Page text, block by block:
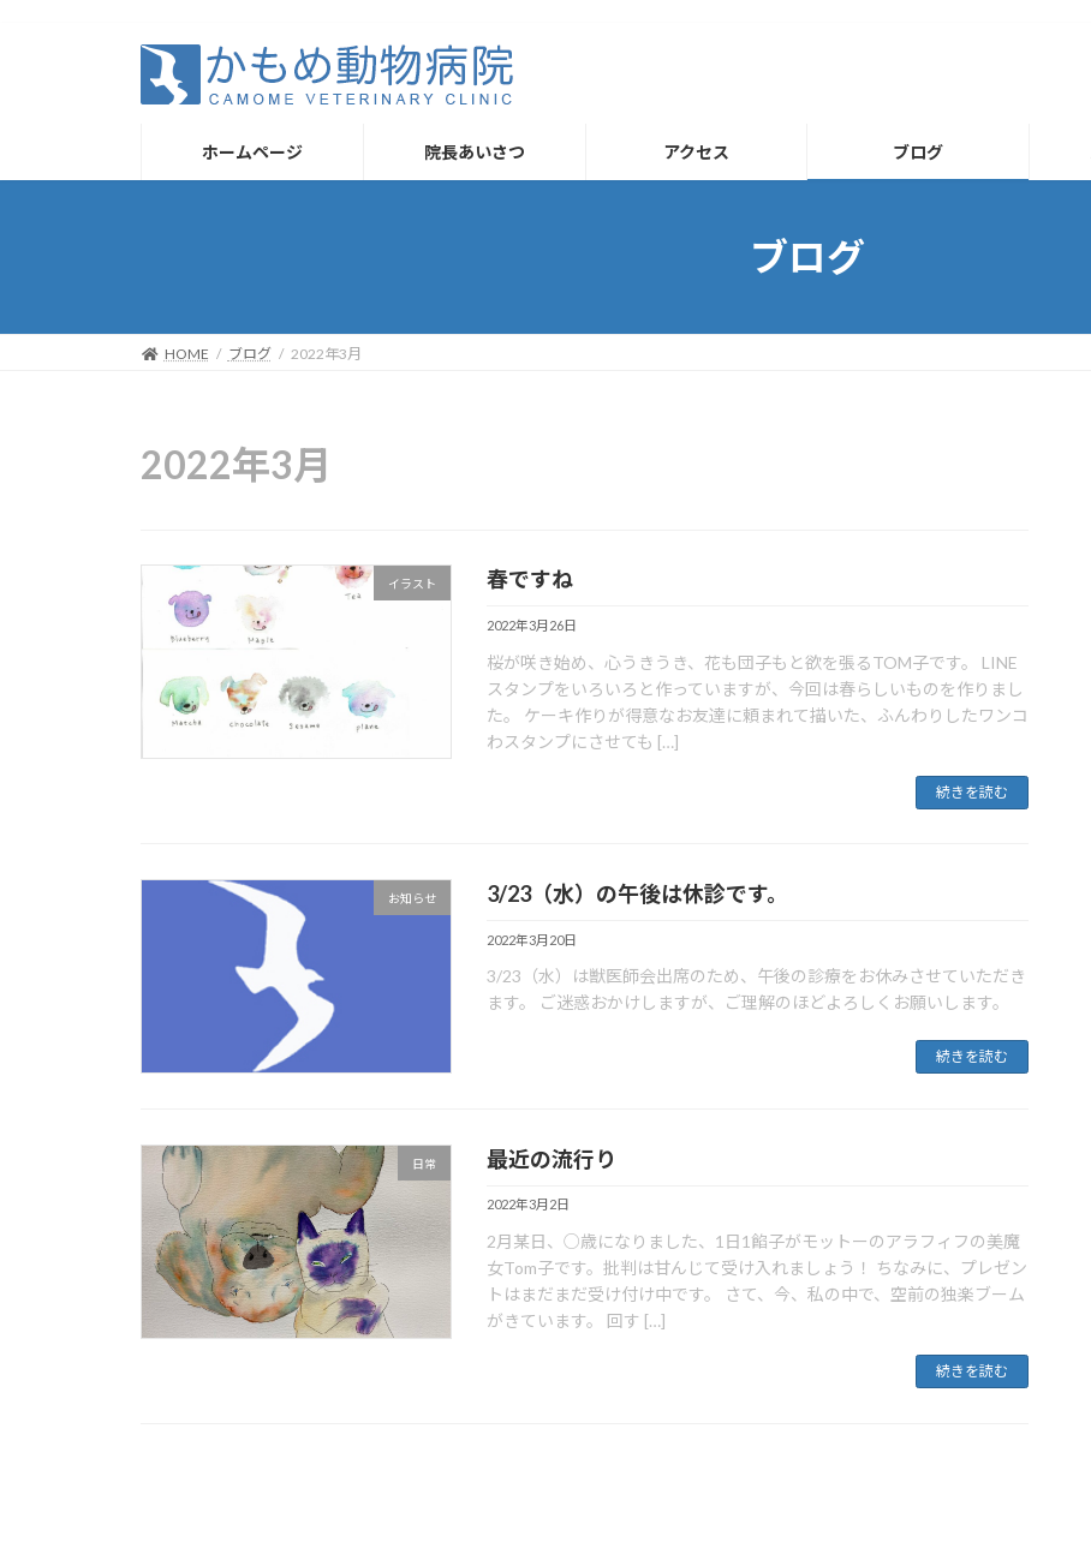
へ
ョ
ホームページ 院長あいさつ アクセス ブログ
ブログ
HOME ブログ 2022年3月
2022年3月
イラスト 春ですね
2022年3月26日
桜が咲き始め、心うきうき、花も団子もと欲を張るTOM子です。 LINE
スタンプをいろいろと作っていますが、今回は春らしいものを作りまし
た。 ケーキ作りが得意なお友達に頼まれて描いた、ふんわりしたワンコ
わスタンプにさせても […]
続きを読む
お知らせ 3/23（水）の午後は休診です。
2022年3月20日
3/23（水）は獣医師会出席のため、午後の診療をお休みさせていただき
ます。 ご迷惑おかけしますが、ご理解のほどよろしくお願いします。
続きを読む
日常 最近の流行り
2022年3月2日
2月某日、○歳になりました、1日1餡子がモットーのアラフィフの美魔
女Tom子です。批判は甘んじて受け入れましょう！ ちなみに、プレゼン
トはまだまだ受け付け中です。 さて、今、私の中で、空前の独楽ブーム
がきています。 回す […]
続きを読む